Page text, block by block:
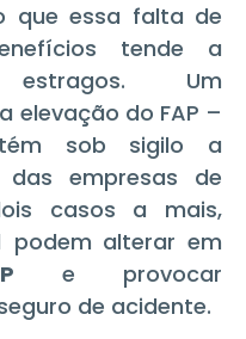
que essa falta de
tende a
Um
elevação do FAP –
sob sigilo a
empresas de
casos a mais,
podem alterar em
e provocar
de acidente.